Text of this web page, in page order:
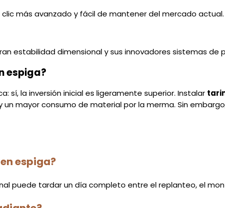
más avanzado y fácil de mantener del mercado actual.
estabilidad dimensional y sus innovadores sistemas
espiga?
sí, la inversión inicial es ligeramente superior. Instalar
un mayor consumo de material por la merma. Sin
espiga?
puede tardar un día completo entre el replanteo, el